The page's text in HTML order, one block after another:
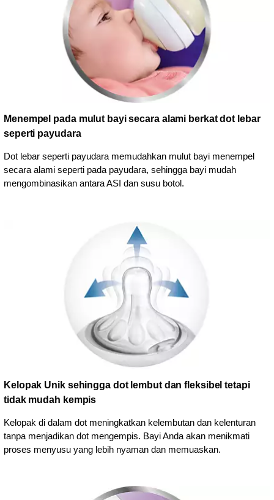
Menempel pada mulut bayi secara alami berkat dot lebar
seperti payudara
Dot lebar seperti payudara memudahkan mulut bayi menempel
secara alami seperti pada payudara, sehingga bayi mudah
mengombinasikan antara ASI dan susu botol.
Kelopak Unik sehingga dot lembut dan fleksibel tetapi
tidak mudah kempis
Kelopak di dalam dot meningkatkan kelembutan dan kelenturan
tanpa menjadikan dot mengempis. Bayi Anda akan menikmati
proses menyusu yang lebih nyaman dan memuaskan.